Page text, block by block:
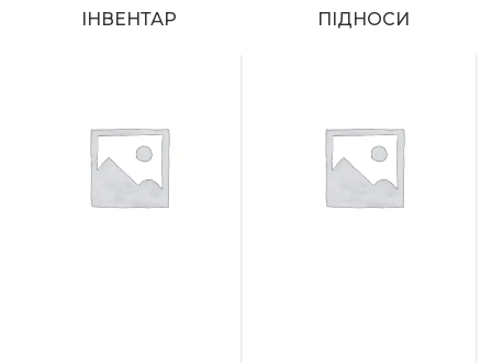
ІНВЕНТАР ПІДНОСИ